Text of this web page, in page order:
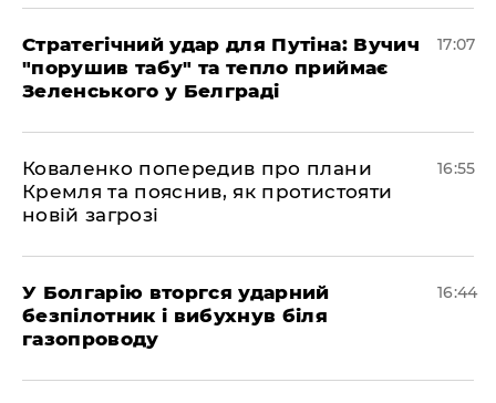
Стратегічний удар для Путіна: Вучич
"порушив табу" та тепло приймає
Зеленського у Белграді
17:07
Коваленко попередив про плани
Кремля та пояснив, як протистояти
новій загрозі
16:55
У Болгарію вторгся ударний
безпілотник і вибухнув біля
газопроводу
16:44